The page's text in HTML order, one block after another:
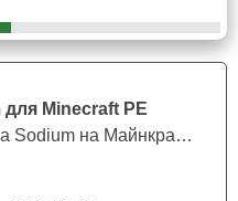
Minecraft PE
Скачайте Мод на Sodium на Майнкрафт П...
для Майнкрафт
Ее хитрость и
неожиданным и,